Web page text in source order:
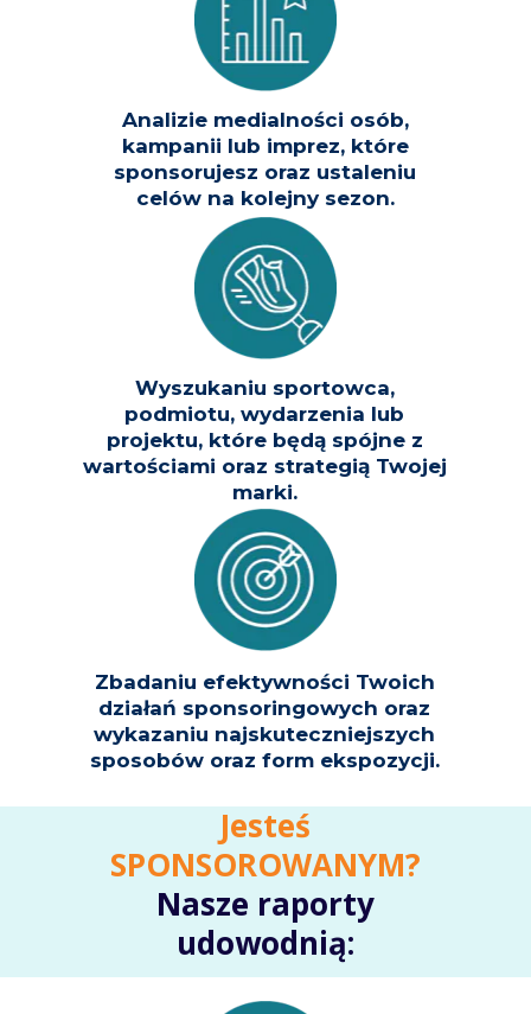
Analizie medialności osób,
kampanii lub imprez, które
sponsorujesz oraz ustaleniu
celów na kolejny sezon.
Wyszukaniu sportowca,
podmiotu, wydarzenia lub
projektu, które będą spójne z
wartościami oraz strategią Twojej
marki.
Zbadaniu efektywności Twoich
działań sponsoringowych oraz
wykazaniu najskuteczniejszych
sposobów oraz form ekspozycji.
Jesteś
SPONSOROWANYM?
Nasze raporty
udowodnią: